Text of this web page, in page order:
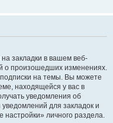
закладки в вашем веб-
о произошедших изменениях.
на темы. Вы можете
находящейся у вас в
уведомления об
для закладок и
настройки» личного раздела.